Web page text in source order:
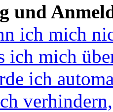
und
ich mich
ich mich
ich